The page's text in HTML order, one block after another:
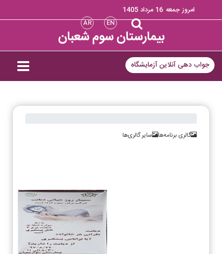
امروز جمعه 16 مرداد 1405
EN
AR
بیمارستان سوم شعبان
جواب دهی آنلاین آزمایشگاه
گالری برنامه‌ها سایر گالری‌ها